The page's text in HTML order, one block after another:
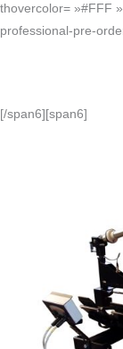
thovercolor= »#FFF
professional-pre-
[/span6][span6]